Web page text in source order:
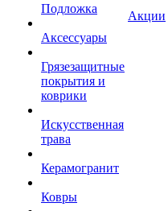
Подложка
Аксессуары
Грязезащитные
покрытия и
коврики
Искусственная
трава
Керамогранит
Ковры
Акции